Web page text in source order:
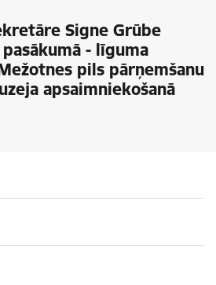
Signe Grūbe
- līguma
pils pārņemšanu
apsaimniekošanā